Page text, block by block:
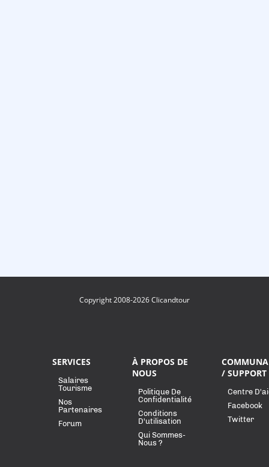
Copyright 2008-2026 Clicandtour
SERVICES
Salaires
Tourisme
Nos
Partenaires
Forum
À PROPOS DE
NOUS
Politique De
Confidentialité
Conditions
D'utilisation
Qui Sommes-
Nous ?
/ SUPPORT
Centre
Facebook
Twitter